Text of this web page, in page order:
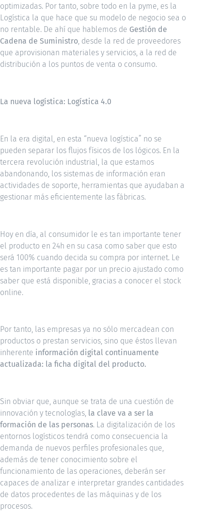
optimizadas. Por tanto, sobre todo en la pyme, es la
Logística la que hace que su modelo de negocio sea o
no rentable. De ahí que hablemos de Gestión de
Cadena de Suministro, desde la red de proveedores
que aprovisionan materiales y servicios, a la red de
distribución a los puntos de venta o consumo.
La nueva logística: Logística 4.0
En la era digital, en esta “nueva logística” no se
pueden separar los flujos físicos de los lógicos. En la
tercera revolución industrial, la que estamos
abandonando, los sistemas de información eran
actividades de soporte, herramientas que ayudaban a
gestionar más eficientemente las fábricas.
Hoy en día, al consumidor le es tan importante tener
el producto en 24h en su casa como saber que esto
será 100% cuando decida su compra por internet. Le
es tan importante pagar por un precio ajustado como
saber que está disponible, gracias a conocer el stock
online.
Por tanto, las empresas ya no sólo mercadean con
productos o prestan servicios, sino que éstos llevan
inherente información digital continuamente
actualizada: la ficha digital del producto.
Sin obviar que, aunque se trata de una cuestión de
innovación y tecnologías, la clave va a ser la
formación de las personas. La digitalización de los
entornos logísticos tendrá como consecuencia la
demanda de nuevos perfiles profesionales que,
además de tener conocimiento sobre el
funcionamiento de las operaciones, deberán ser
capaces de analizar e interpretar grandes cantidades
de datos procedentes de las máquinas y de los
procesos.